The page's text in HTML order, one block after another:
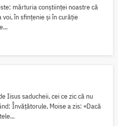
mărturia conștiinței noastre că
în sfințenie și în curăție
Iisus saducheii, cei ce zic că nu
Învățătorule, Moise a zis: «Dacă